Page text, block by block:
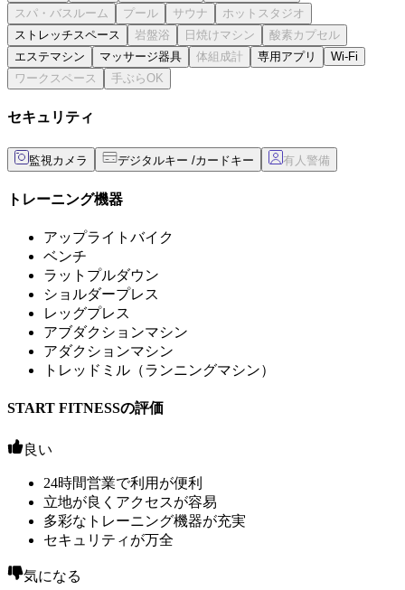
ストレッチスペース
エステマシン
マッサージ器具 専用アプリ Wi-Fi
セキュリティ
監視カメラ デジタルキー /カードキー
トレーニング機器
アップライトバイク
ベンチ
ラットプルダウン
ショルダープレス
レッグプレス
アブダクションマシン
アダクションマシン
トレッドミル（ランニングマシン）
START FITNESSの評価
良い
24時間営業で利用が便利
立地が良くアクセスが容易
多彩なトレーニング機器が充実
セキュリティが万全
気になる